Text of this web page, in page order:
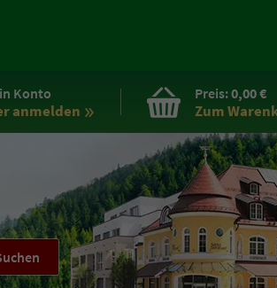
Konto
anmelden
Preis:0,00 €
Zum